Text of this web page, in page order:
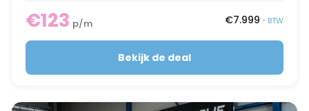
€123 p/m €7.999 • BTW
Bekijk de deal